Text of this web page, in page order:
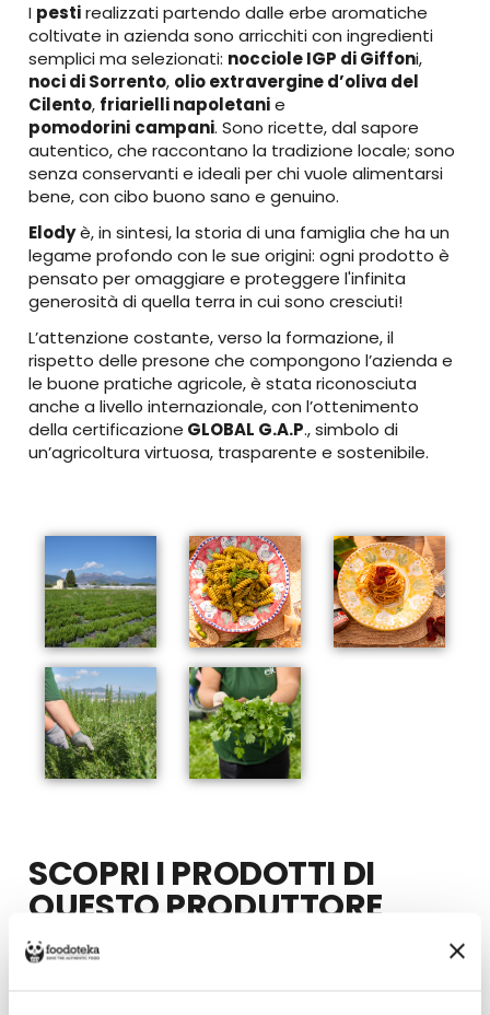
I pestirealizzati partendo dalle erbe aromatiche
coltivate in azienda sono arricchiti con ingredienti
semplici ma selezionati: nocciole IGP di Giffoni,
noci di Sorrento, olio extravergine d’oliva del
Cilento, friarielli napoletanie
pomodorini campani. Sono ricette, dal sapore
autentico, che raccontano la tradizione locale; sono
senza conservanti e ideali per chi vuole alimentarsi
bene, con cibo buono sano e genuino.
Elodyè, in sintesi, la storia di una famiglia che ha un
legame profondo con le sue origini: ogni prodotto è
pensato per omaggiare e proteggere l'infinita
generosità di quella terra in cui sono cresciuti!
L’attenzione costante, verso la formazione, il
rispetto delle presone che compongono l’azienda e
le buone pratiche agricole, è stata riconosciuta
anche a livello internazionale, con l’ottenimento
della certificazione GLOBAL G.A.P., simbolo di
un’agricoltura virtuosa, trasparente e sostenibile.
SCOPRI I PRODOTTI DI
QUESTO PRODUTTORE